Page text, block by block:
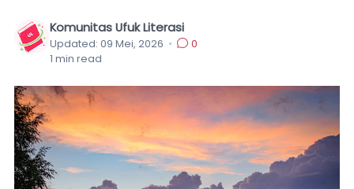
Komunitas Ufuk Literasi
Updated: 09 Mei, 2026 •
0
1 min read